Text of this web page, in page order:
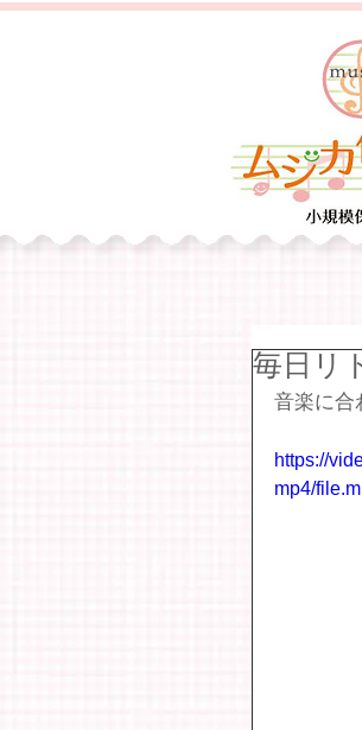
毎日リ
音楽に合
https://
mp4/